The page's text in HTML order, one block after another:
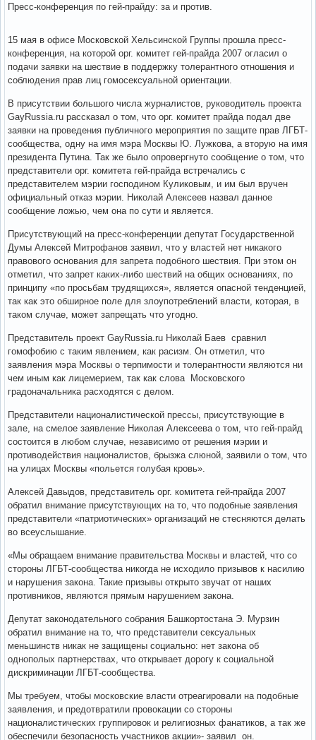
Пресс-конференция по гей-прайду: за и против.
15 мая в офисе Московской Хельсинской Группы прошла пресс-
конференция, на которой орг. комитет гей-прайда 2007 огласил о
подачи заявки на шествие в поддержку толерантного отношения и
соблюдения прав лиц гомосексуальной ориентации.
В присутствии большого числа журналистов, руководитель проекта
GayRussia.ru рассказал о том, что орг. комитет прайда подал две
заявки на проведения публичного мероприятия по защите прав ЛГБТ-
сообщества, одну на имя мэра Москвы Ю. Лужкова, а вторую на имя
президента Путина. Так же было опровергнуто сообщение о том, что
представители орг. комитета гей-прайда встречались с
представителем мэрии господином Куликовым, и им был вручен
официальный отказ мэрии. Николай Алексеев назвал данное
сообщение ложью, чем она по сути и является.
Присутствующий на пресс-конференции депутат Государственной
Думы Алексей Митрофанов заявил, что у властей нет никакого
правового основания для запрета подобного шествия. При этом он
отметил, что запрет каких-либо шествий на общих основаниях, по
принципу «по просьбам трудящихся», является опасной тенденцией,
так как это обширное поле для злоупотреблений власти, которая, в
таком случае, может запрещать что угодно.
Представитель проект GayRussia.ru Николай Баев сравнил
гомофобию с таким явлением, как расизм. Он отметил, что
заявления мэра Москвы о терпимости и толерантности являются ни
чем иным как лицемерием, так как слова Московского
градоначальника расходятся с делом.
Представители националистической прессы, присутствующие в
зале, на смелое заявление Николая Алексеева о том, что гей-прайд
состоится в любом случае, независимо от решения мэрии и
противодействия националистов, брызжа слюной, заявили о том, что
на улицах Москвы «польется голубая кровь».
Алексей Давыдов, представитель орг. комитета гей-прайда 2007
обратил внимание присутствующих на то, что подобные заявления
представители «патриотических» организаций не стесняются делать
во всеуслышание.
«Мы обращаем внимание правительства Москвы и властей, что со
стороны ЛГБТ-сообщества никогда не исходило призывов к насилию
и нарушения закона. Такие призывы открыто звучат от наших
противников, являются прямым нарушением закона.
Депутат законодательного собрания Башкортостана Э. Мурзин
обратил внимание на то, что представители сексуальных
меньшинств никак не защищены социально: нет закона об
однополых партнерствах, что открывает дорогу к социальной
дискриминации ЛГБТ-сообщества.
Мы требуем, чтобы московские власти отреагировали на подобные
заявления, и предотвратили провокации со стороны
националистических группировок и религиозных фанатиков, а так же
обеспечили безопасность участников акции»- заявил он.